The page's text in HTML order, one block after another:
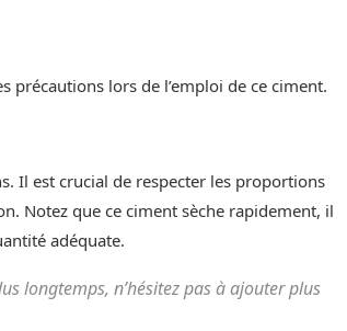
précautions lors de l’emploi de ce ciment.
Il est crucial de respecter les proportions
Notez que ce ciment sèche rapidement, il
adéquate.
longtemps, n’hésitez pas à ajouter plus